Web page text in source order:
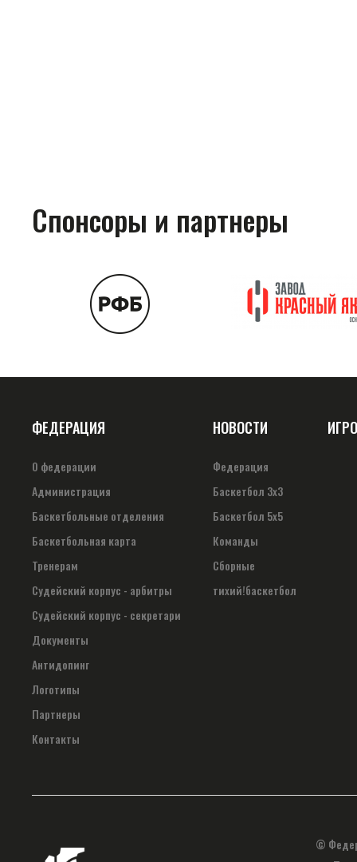
Спонсоры и партнеры
ФЕДЕРАЦИЯ
О федерации
Администрация
Баскетбольные отделения
Баскетбольная карта
Тренерам
Судейский корпус - арбитры
Судейский корпус - секретари
Документы
Антидопинг
Логотипы
Партнеры
Контакты
НОВОСТИ
Федерация
Баскетбол 3х3
Баскетбол 5х5
Команды
Сборные
тихий!баскетбол
©